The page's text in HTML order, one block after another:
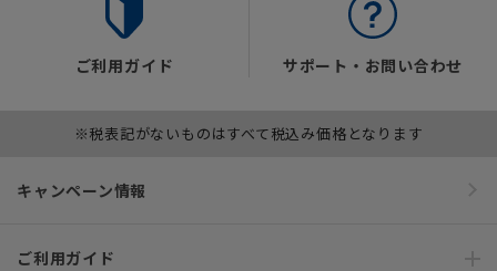
ご利用ガイド サポート・お問い合わせ
※税表記がないものはすべて税込み価格となります
キャンペーン情報
ご利用ガイド